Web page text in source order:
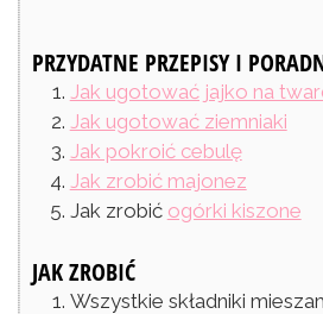
PRZYDATNE PRZEPISY I
Jak ugotować jajko na
Jak ugotować ziemniaki
Jak pokroić cebulę
Jak zrobić majonez
Jak zrobić ogórki kiszone
JAK ZROBIĆ
Wszystkie składniki